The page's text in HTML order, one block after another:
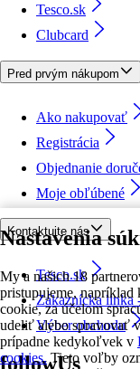
Nastavenia
My a našich 18
pristupujeme,
cookie, za účelom
udeliť alebo spravovať
prípadne kedykoľvek v
cookies. Tieto voľby
Tesco.sk
Clubcard
Pred prvým nákupom
Ako nakupovať
Registrácia
Objednanie
Moje obľúbené
Kontaktujte nás
Tesco.sk
Zákaznícka linka
Výber obchodu
followUs